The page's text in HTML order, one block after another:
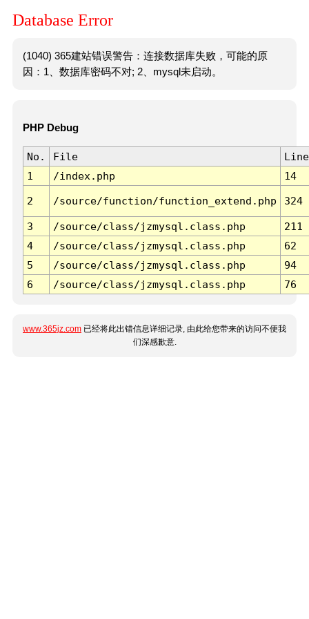
Database Error
(1040) 365建站错误警告：连接数据库失败，可能的原
因：1、数据库密码不对; 2、mysql未启动。
PHP Debug
No. File
Line
1
/index.php 14
2 /source/function/function_extend.php 324
3 /source/class/jzmysql.class.php
211
4
/source/class/jzmysql.class.php
62
5
/source/class/jzmysql.class.php
94
6
/source/class/jzmysql.class.php 76
www.365jz.com 已经将此出错信息详细记录, 由此给您带来的访问不便我
们深感歉意.